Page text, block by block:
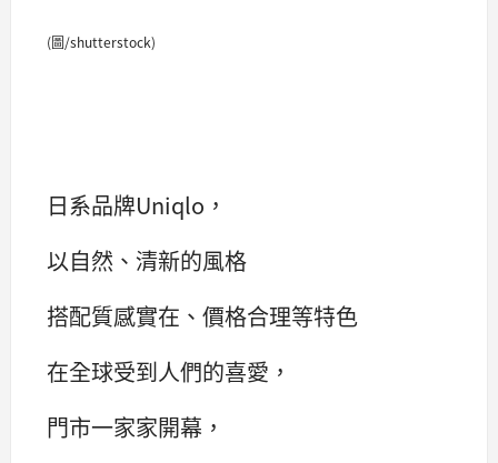
(圖/shutterstock)
日系品牌Uniqlo，
以自然、清新的風格
搭配質感實在、價格合理等特色
在全球受到人們的喜愛，
門市一家家開幕，